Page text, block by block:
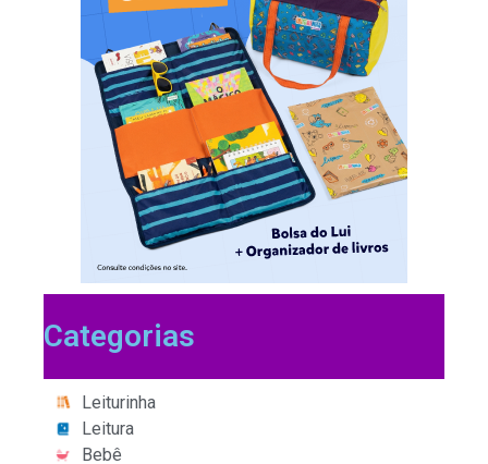
Categorias
Leiturinha
Leitura
Bebê